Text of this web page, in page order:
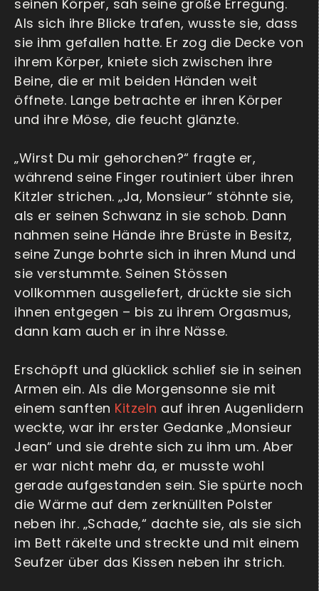
seinen Körper, sah seine große Erregung.
Als sich ihre Blicke trafen, wusste sie, dass
sie ihm gefallen hatte. Er zog die Decke von
ihrem Körper, kniete sich zwischen ihre
Beine, die er mit beiden Händen weit
öffnete. Lange betrachte er ihren Körper
und ihre Möse, die feucht glänzte.
„Wirst Du mir gehorchen?“ fragte er,
während seine Finger routiniert über ihren
Kitzler strichen. „Ja, Monsieur“ stöhnte sie,
als er seinen Schwanz in sie schob. Dann
nahmen seine Hände ihre Brüste in Besitz,
seine Zunge bohrte sich in ihren Mund und
sie verstummte. Seinen Stössen
vollkommen ausgeliefert, drückte sie sich
ihnen entgegen – bis zu ihrem Orgasmus,
dann kam auch er in ihre Nässe.
Erschöpft und glücklick schlief sie in seinen
Armen ein. Als die Morgensonne sie mit
einem sanften Kitzeln auf ihren Augenlidern
weckte, war ihr erster Gedanke „Monsieur
Jean“ und sie drehte sich zu ihm um. Aber
er war nicht mehr da, er musste wohl
gerade aufgestanden sein. Sie spürte noch
die Wärme auf dem zerknüllten Polster
neben ihr. „Schade,“ dachte sie, als sie sich
im Bett räkelte und streckte und mit einem
Seufzer über das Kissen neben ihr strich.